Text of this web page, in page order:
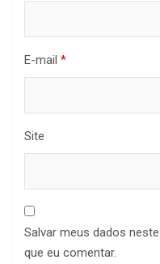
E-mail *
Site
Salvar meus dados
que eu comentar.